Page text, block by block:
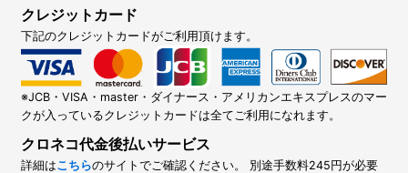
クレジットカード
下記のクレジットカードがご利用頂けます。
※JCB・VISA・master・ダイナース・アメリカンエキスプレスのマー
クが入っているクレジットカードは全てご利用になれます。
クロネコ代金後払いサービス
詳細はこちらのサイトでご確認ください。 別途手数料245円が必要